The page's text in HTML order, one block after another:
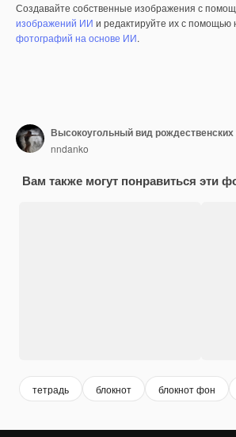
Создавайте собственные изображения с
изображений ИИ и редактируйте их с помощью
фотографий на основе ИИ.
Высокоугольный вид
nndanko
Вам также могут понравиться эти
тетрадь блокнот блокнот фон